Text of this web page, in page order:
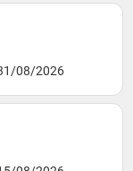
08/2026